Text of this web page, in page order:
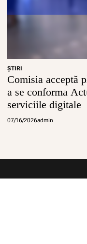
ŞTIRI
Comisia acceptă
a se conforma
serviciile digitale
07/16/2026admin